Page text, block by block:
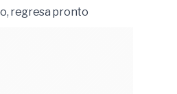
regresa pronto